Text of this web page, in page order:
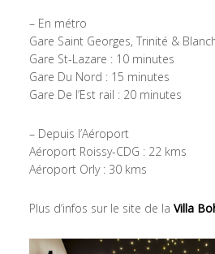
– En métro
Gare Saint Georges, Trinité &
Gare St-Lazare : 10 minutes
Gare Du Nord : 15 minutes
Gare De l’Est rail : 20 minutes
– Depuis l’Aéroport
Aéroport Roissy-CDG : 22 kms
Aéroport Orly : 30 kms
Plus d’infos sur le site de la Villa